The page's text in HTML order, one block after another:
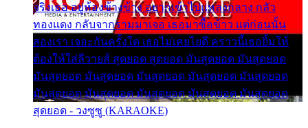
จริงเธอ อยู่ห้องข้างข้าง อยากเข้าไปแหลงกลาง กลัว
ทองแดง กลับจากรามมาเจอ เธอมาซื้อข้าว แต่ก่อนนั้น
สองเรา เจอะกันครั้งใด เธอไม่เคยไยดี คราวนี้เธอยิ้มให้
ต้องให้ใส่ลีวายส์ สุดยอด สุดยอด มันสุดยอด มันสุดยอด
มันสุดยอด มันสุดยอด มันสุดยอด มันสุดยอด มันสุดยอด
มันสุดยอด มันสุดยอด มันสุดยอด มันสุดยอด มันสุดยอด
สุดยอด - วงซูซู (KARAOKE)